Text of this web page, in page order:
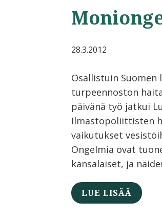
28.3.2012
Osallistuin Suomen
turpeennoston
päivänä työ jatkui
Ilmastopoliittisten
vaikutukset
Ongelmia ovat
kansalaiset, ja
LUE LISÄÄ